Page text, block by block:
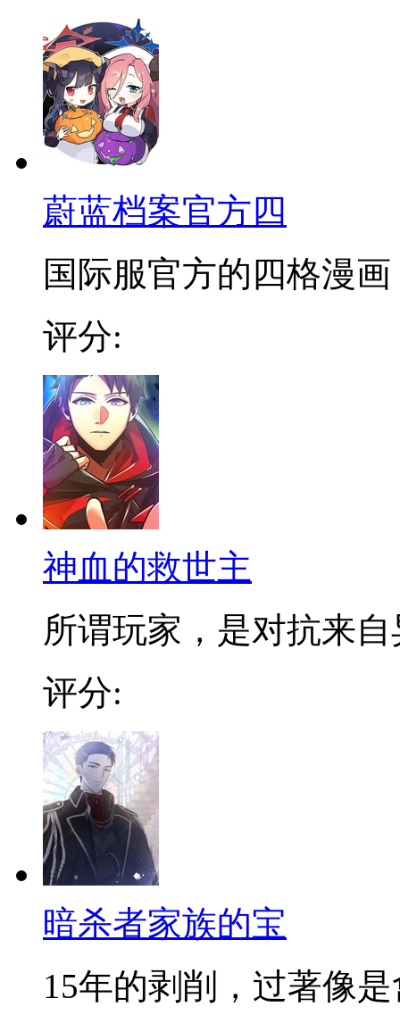
蔚蓝档案官方四
国际服官方的四格漫画
评分:
神血的救世主
所谓玩家，是对抗来自
评分:
暗杀者家族的宝
15年的剥削，过著像